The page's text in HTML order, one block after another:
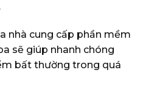
nhà cung cấp phần mềm
sẽ giúp nhanh chóng
bất thường trong quá